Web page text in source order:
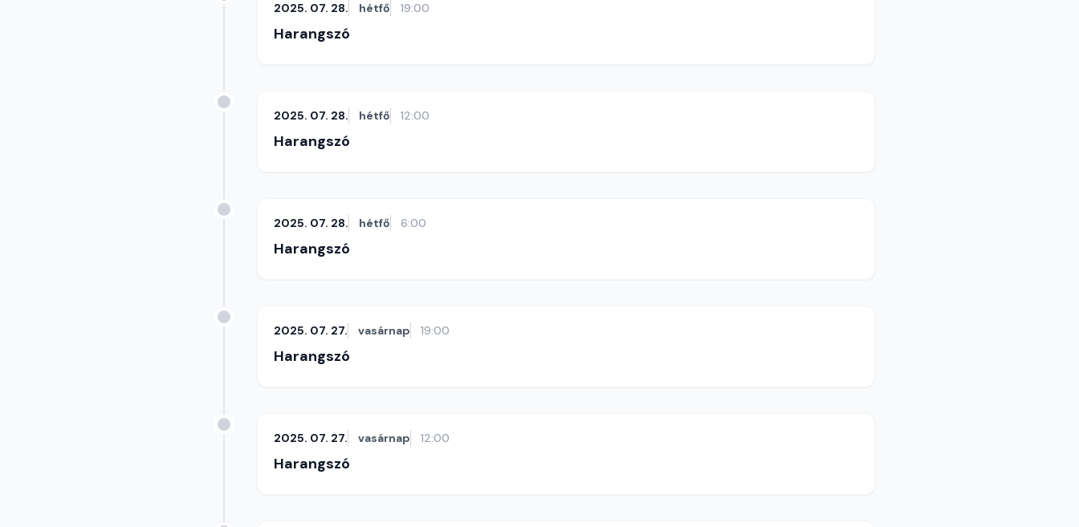
2025. 07. 28. hétfő 19:00
Harangszó
2025. 07. 28. hétfő 12:00
Harangszó
2025. 07. 28. hétfő 6:00
Harangszó
2025. 07. 27. vasárnap 19:00
Harangszó
2025. 07. 27. vasárnap 12:00
Harangszó